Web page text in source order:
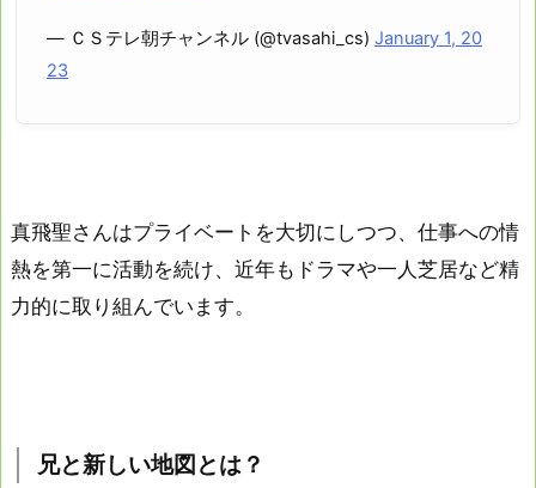
— ＣＳテレ朝チャンネル (@tvasahi_cs) January 1, 20
23
真飛聖さんはプライベートを大切にしつつ、仕事への情
熱を第一に活動を続け、近年もドラマや一人芝居など精
力的に取り組んでいます。
兄と新しい地図とは？